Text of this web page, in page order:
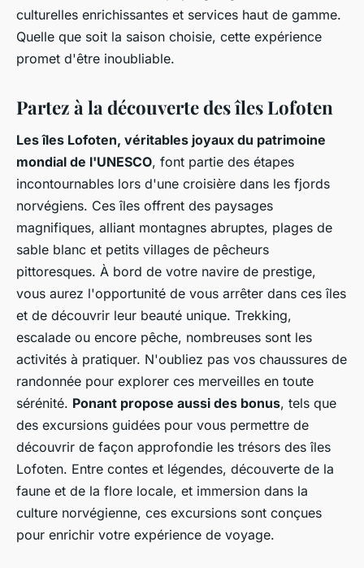
culturelles enrichissantes et services haut de gamme.
Quelle que soit la saison choisie, cette expérience
promet d'être inoubliable.
Partez à la découverte des îles Lofoten
Les îles Lofoten, véritables joyaux du patrimoine
mondial de l'UNESCO, font partie des étapes
incontournables lors d'une croisière dans les fjords
norvégiens. Ces îles offrent des paysages
magnifiques, alliant montagnes abruptes, plages de
sable blanc et petits villages de pêcheurs
pittoresques. À bord de votre navire de prestige,
vous aurez l'opportunité de vous arrêter dans ces îles
et de découvrir leur beauté unique. Trekking,
escalade ou encore pêche, nombreuses sont les
activités à pratiquer. N'oubliez pas vos chaussures de
randonnée pour explorer ces merveilles en toute
sérénité. Ponant propose aussi des bonus, tels que
des excursions guidées pour vous permettre de
découvrir de façon approfondie les trésors des îles
Lofoten. Entre contes et légendes, découverte de la
faune et de la flore locale, et immersion dans la
culture norvégienne, ces excursions sont conçues
pour enrichir votre expérience de voyage.